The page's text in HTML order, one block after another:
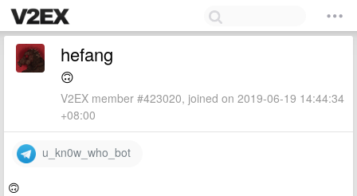
hefang
🙃
V2EX member #423020, joined on 2019-06-19 14:44:34
+08:00
u_kn0w_who_bot
🙃